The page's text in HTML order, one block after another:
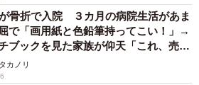
骨折で入院 ３カ月の病院生活があま
で「画用紙と色鉛筆持ってこい！」→
ブックを見た家族が仰天「これ、売れ
」
カノリ